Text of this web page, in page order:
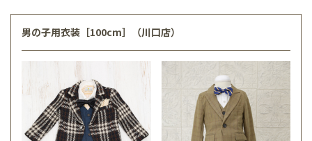
男の子用衣装［100cm］（川口店）